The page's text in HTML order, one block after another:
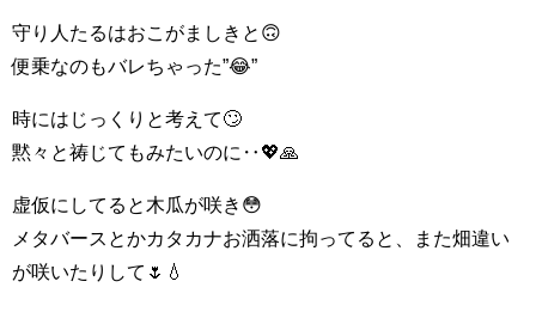
守り人たるはおこがましきと🙃
便乗なのもバレちゃった”😂”
時にはじっくりと考えて🙄
黙々と祷じてもみたいのに‥💖🙏
虚仮にしてると木瓜が咲き😳
メタバースとかカタカナお洒落に拘ってると、また畑違い
が咲いたりして🌷💧